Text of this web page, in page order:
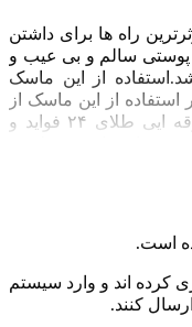
راه ها برای داشتن
سالم و بی عیب و
از این ماسک
از این ماسک از
اثرات جادویی ان اگاه میشوید.ماسک ورقه ایی طلای ۲۴ فواید و
– ابرسانی و رطوبت
صورت – کلاژن
پوست و … دارد که به
ایجاد میکند.
است.
کرده اند و وارد سیستم
کنند.